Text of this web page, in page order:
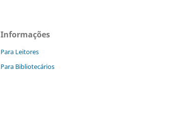
Informações
Para Leitores
Para Bibliotecários